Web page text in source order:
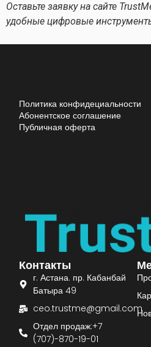
Оставьте заявку на сайте
удобные цифровые
Контакты
г. Астана. пр. Кабанбай
Батыра 49
ceo.trustme@gmail.com
Отдел продаж:+7
(707)-870-19-01
Политика конфидециальности
Абонентское соглашение
Публичная оферта